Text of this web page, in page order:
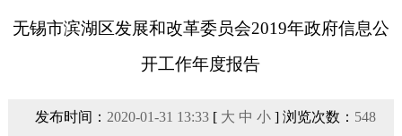
无锡市滨湖区发展和改革委员会2019年政府信息公
开工作年度报告
发布时间： 2020-01-31 13:33[ 大 中 小] 浏览次数： 548